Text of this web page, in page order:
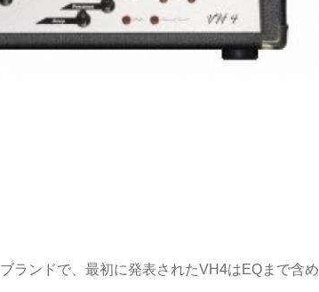
ランドで、最初に発表されたVH4はEQまで含め